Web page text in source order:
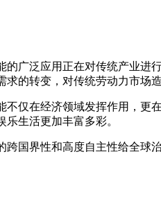
的广泛应用正在对传统产业进
的转变，对传统劳动力市场造
不仅在经济领域发挥作用，更
生活更加丰富多彩。
跨国界性和高度自主性给全球